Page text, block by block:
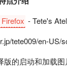
- Tete's
tete009/en-US/
版的启动和加载